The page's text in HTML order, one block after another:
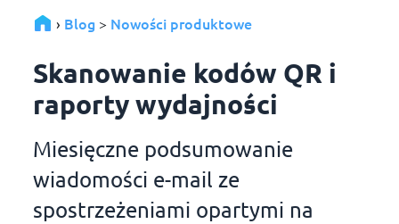
› Blog > Nowości produktowe
Skanowanie kodów QR i
raporty wydajności
Miesięczne podsumowanie
wiadomości e-mail ze
spostrzeżeniami opartymi na